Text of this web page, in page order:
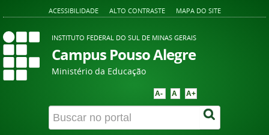
ACESSIBILIDADE ALTO CONTRASTE MAPA DO SITE
INSTITUTO FEDERAL DO SUL DE MINAS GERAIS
Campus Pouso Alegre
Ministério da Educação
A- A A+